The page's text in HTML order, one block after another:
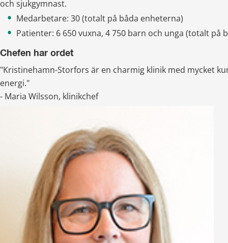
och sjukgymnast.
Medarbetare: 30 (totalt på båda enheterna)
Patienter: 6 650 vuxna, 4 750 barn och unga (totalt på
Chefen har ordet
"Kristinehamn-Storfors är en charmig klinik med mycket
energi."
- Maria Wilsson, klinikchef